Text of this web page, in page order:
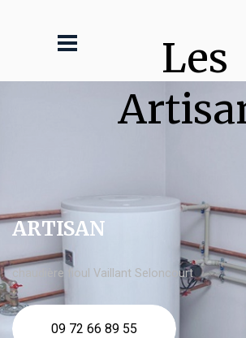
Les
ARTISAN
chaudière fioul Vaillant Seloncourt
09 72 66 89 55